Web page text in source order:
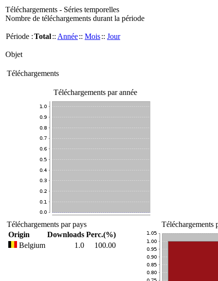
Téléchargements - Séries temporelles
Nombre de téléchargements durant la période
Période :Total:: Année:: Mois:: Jour
Objet
Téléchargements
Téléchargements par année
Téléchargements par pays
Origin
Downloads Perc.(%)
Belgium
1.0 100.00
Téléchargements